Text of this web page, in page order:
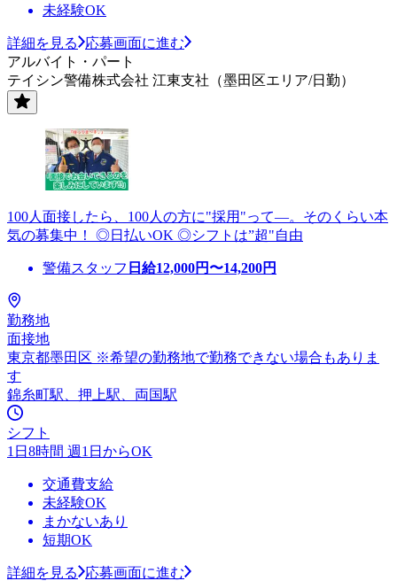
未経験OK
詳細を見る
応募画面に進む
アルバイト・パート
テイシン警備株式会社 江東支社（墨田区エリア/日勤）
100人面接したら、100人の方に"採用"って―。そのくらい本
気の募集中！ ◎日払いOK ◎シフトは”超"自由
警備スタッフ 日給12,000円〜14,200円
勤務地
面接地
東京都墨田区 ※希望の勤務地で勤務できない場合もありま
す
錦糸町駅、押上駅、両国駅
シフト
1日8時間 週1日からOK
交通費支給
未経験OK
まかないあり
短期OK
詳細を見る 応募画面に進む